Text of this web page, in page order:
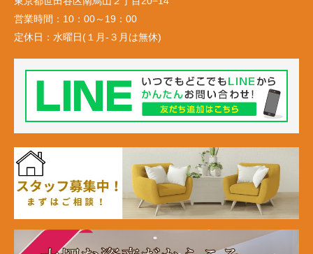
営業時間： 10：00～19：00
定休日： 水曜日(１月-３月は無休)